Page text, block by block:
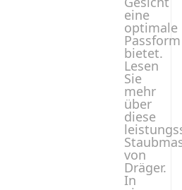
eine
optimale
Passform
bietet.
Lesen
Sie
mehr
über
diese
von
Dräger.
In